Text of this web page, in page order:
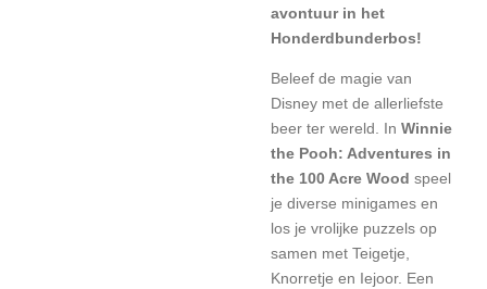
avontuur in het
Honderdbunderbos!
Beleef de magie van
Disney met de allerliefste
beer ter wereld. In Winnie
the Pooh: Adventures in
the 100 Acre Wood speel
je diverse minigames en
los je vrolijke puzzels op
samen met Teigetje,
Knorretje en Iejoor. Een